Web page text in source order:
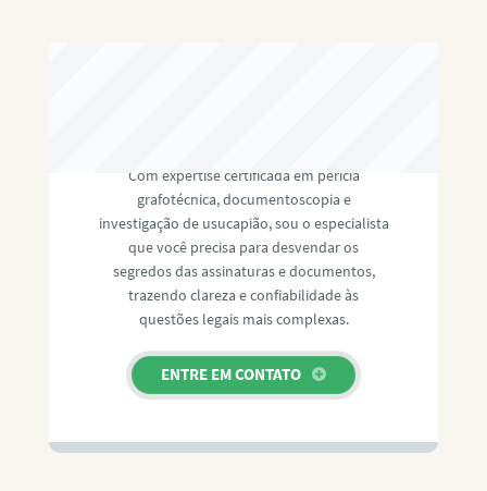
Com expertise certificada em perícia
grafotécnica, documentoscopia e
investigação de usucapião, sou o especialista
que você precisa para desvendar os
segredos das assinaturas e documentos,
trazendo clareza e confiabilidade às
questões legais mais complexas.
ENTRE EM CONTATO